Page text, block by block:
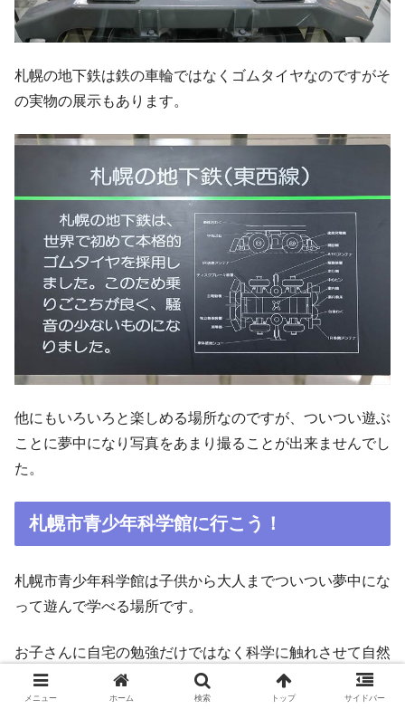
札幌の地下鉄は鉄の車輪ではなくゴムタイヤなのですがそ
の実物の展示もあります。
他にもいろいろと楽しめる場所なのですが、ついつい遊ぶ
ことに夢中になり写真をあまり撮ることが出来ませんでし
た。
札幌市青少年科学館に行こう！
札幌市青少年科学館は子供から大人までついつい夢中にな
って遊んで学べる場所です。
お子さんに自宅の勉強だけではなく科学に触れさせて自然
と学ぶことについて興味を持ってもらうのには最適な場所
です。
メニュー ホーム 検索 トップ サイドバー